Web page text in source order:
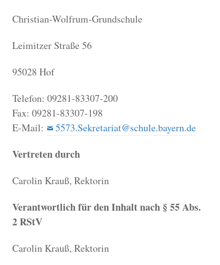
Christian-Wolfrum-Grundschule
Leimitzer Straße 56
95028 Hof
Telefon: 09281-83307-200
Fax: 09281-83307-198
E-Mail:
5573.Sekretariat@schule.bayern.de
Vertreten durch
Carolin Krauß, Rektorin
Verantwortlich für den Inhalt nach § 55 Abs.
2 RStV
Carolin Krauß, Rektorin